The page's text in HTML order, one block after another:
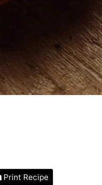
Print Recipe